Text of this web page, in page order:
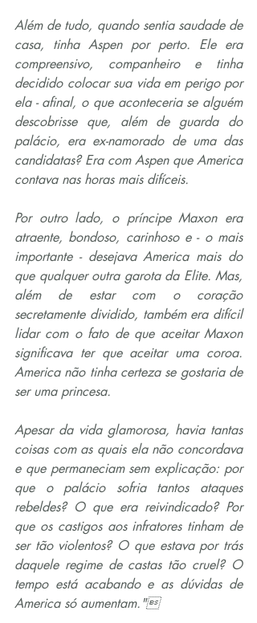
Além de tudo, quando sentia saudade de
casa, tinha Aspen por perto. Ele era
compreensivo, companheiro e tinha
decidido colocar sua vida em perigo por
ela - afinal, o que aconteceria se alguém
descobrisse que, além de guarda do
palácio, era ex-namorado de uma das
candidatas? Era com Aspen que America
contava nas horas mais difíceis.
Por outro lado, o príncipe Maxon era
atraente, bondoso, carinhoso e - o mais
importante - desejava America mais do
que qualquer outra garota da Elite. Mas,
além de estar com o coração
secretamente dividido, também era difícil
lidar com o fato de que aceitar Maxon
significava ter que aceitar uma coroa.
America não tinha certeza se gostaria de
ser uma princesa.
Apesar da vida glamorosa, havia tantas
coisas com as quais ela não concordava
e que permaneciam sem explicação: por
que o palácio sofria tantos ataques
rebeldes? O que era reivindicado? Por
que os castigos aos infratores tinham de
ser tão violentos? O que estava por trás
daquele regime de castas tão cruel? O
tempo está acabando e as dúvidas de
America só aumentam."